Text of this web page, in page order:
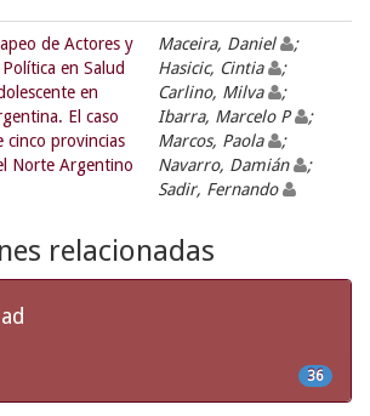
de Actores y
Política en Salud
en
El caso
cinco provincias
Norte Argentino
Maceira, Daniel
;
Hasicic, Cintia
;
Carlino, Milva
;
Ibarra, Marcelo P
;
Marcos, Paola
;
Navarro, Damián
;
Sadir, Fernando
relacionadas
36